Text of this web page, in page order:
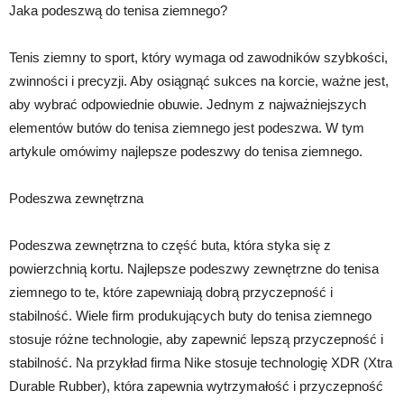
Jaka podeszwą do tenisa ziemnego?
Tenis ziemny to sport, który wymaga od zawodników szybkości,
zwinności i precyzji. Aby osiągnąć sukces na korcie, ważne jest,
aby wybrać odpowiednie obuwie. Jednym z najważniejszych
elementów butów do tenisa ziemnego jest podeszwa. W tym
artykule omówimy najlepsze podeszwy do tenisa ziemnego.
Podeszwa zewnętrzna
Podeszwa zewnętrzna to część buta, która styka się z
powierzchnią kortu. Najlepsze podeszwy zewnętrzne do tenisa
ziemnego to te, które zapewniają dobrą przyczepność i
stabilność. Wiele firm produkujących buty do tenisa ziemnego
stosuje różne technologie, aby zapewnić lepszą przyczepność i
stabilność. Na przykład firma Nike stosuje technologię XDR (Xtra
Durable Rubber), która zapewnia wytrzymałość i przyczepność